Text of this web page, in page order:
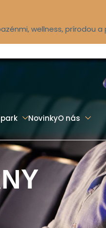
wellness, prírodou
NovinkyO nás